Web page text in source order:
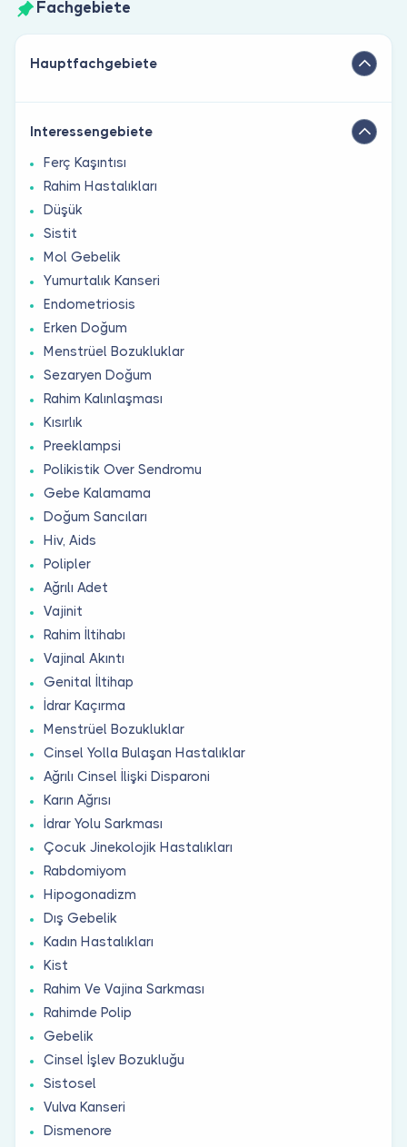
Fachgebiete
Hauptfachgebiete
Interessengebiete
Ferç Kaşıntısı
Rahim Hastalıkları
Düşük
Sistit
Mol Gebelik
Yumurtalık Kanseri
Endometriosis
Erken Doğum
Menstrüel Bozukluklar
Sezaryen Doğum
Rahim Kalınlaşması
Kısırlık
Preeklampsi
Polikistik Over Sendromu
Gebe Kalamama
Doğum Sancıları
Hiv, Aids
Polipler
Ağrılı Adet
Vajinit
Rahim İltihabı
Vajinal Akıntı
Genital İltihap
İdrar Kaçırma
Menstrüel Bozukluklar
Cinsel Yolla Bulaşan Hastalıklar
Ağrılı Cinsel İlişki Disparoni
Karın Ağrısı
İdrar Yolu Sarkması
Çocuk Jinekolojik Hastalıkları
Rabdomiyom
Hipogonadizm
Dış Gebelik
Kadın Hastalıkları
Kist
Rahim Ve Vajina Sarkması
Rahimde Polip
Gebelik
Cinsel İşlev Bozukluğu
Sistosel
Vulva Kanseri
Dismenore